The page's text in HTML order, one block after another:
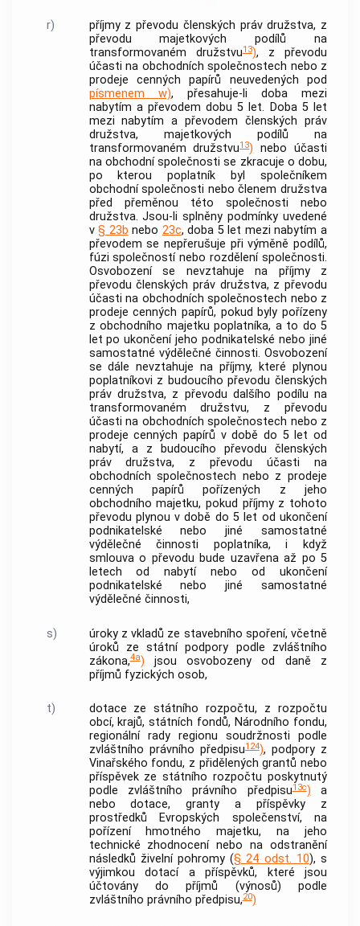
r)
příjmy z převodu členských práv družstva, z
převodu majetkových podílů na
transformovaném družstvu13), z převodu
účasti na obchodních společnostech nebo z
prodeje cenných papírů neuvedených pod
písmenem w), přesahuje-li doba mezi
nabytím a převodem dobu 5 let. Doba 5 let
mezi nabytím a převodem členských práv
družstva, majetkových podílů na
transformovaném družstvu13) nebo účasti
na obchodní společnosti se zkracuje o dobu,
po kterou poplatník byl společníkem
obchodní společnosti nebo členem družstva
před přeměnou této společnosti nebo
družstva. Jsou-li splněny podmínky uvedené
v§ 23b nebo 23c, doba 5 let mezi nabytím a
převodem se nepřerušuje přivýměně podílů,
fúzi společností nebo rozdělení společnosti.
Osvobození se nevztahuje na příjmy z
převodu členských práv družstva, z převodu
účasti na obchodních společnostech nebo z
prodejecenných papírů, pokud byly pořízeny
zobchodního majetku poplatníka, a to do 5
let po ukončení jeho podnikatelské nebo jiné
samostatné výdělečné činnosti. Osvobození
se dále nevztahuje na příjmy, které plynou
poplatníkovi z budoucího převodu členských
práv družstva, z převodu dalšího podílu na
transformovaném družstvu, z převodu
účasti na obchodních společnostech nebo z
prodejecenných papírů v době do 5 let od
nabytí, a z budoucího převodu členských
práv družstva, z převodu účasti na
obchodních společnostech nebo z prodeje
cenných papírů pořízených z jeho
obchodního majetku, pokud příjmy z tohoto
převodu plynou v době do 5 let od ukončení
podnikatelské nebo jiné samostatné
výdělečné činnosti poplatníka, i když
smlouva o převodu bude uzavřena až po 5
letech od nabytí nebo od ukončení
podnikatelské nebo jiné samostatné
výdělečné činnosti,
s)
úroky z vkladů ze stavebního spoření, včetně
úroků ze státní podpory podle zvláštního
zákona,4a) jsou osvobozeny od daně z
příjmů fyzických osob,
t)
dotace ze státního rozpočtu, z rozpočtu
obcí, krajů, státních fondů, Národního fondu,
regionální rady regionu soudržnosti podle
zvláštního právního předpisu124), podpory z
Vinařského fondu, z přidělených grantů nebo
příspěvek ze státního rozpočtu poskytnutý
podle zvláštního právního předpisu13c) a
nebo dotace, granty a příspěvky z
prostředků Evropských společenství, na
pořízení hmotného majetku, na jeho
technické zhodnocenínebo na odstranění
následků živelní pohromy (§ 24 odst. 10), s
výjimkou dotací a příspěvků, které jsou
účtovány do příjmů (výnosů) podle
zvláštního právního předpisu,20)